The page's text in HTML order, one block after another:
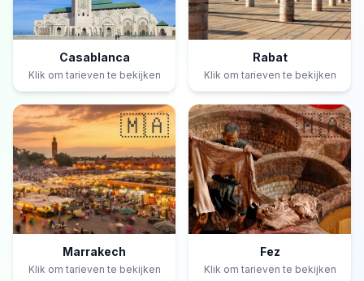
Casablanca
Klik om tarieven te bekijken
Rabat
Klik om tarieven te bekijken
🇲🇦
Marrakech
Klik om tarieven te bekijken
🇲🇦
Fez
Klik om tarieven te bekijken